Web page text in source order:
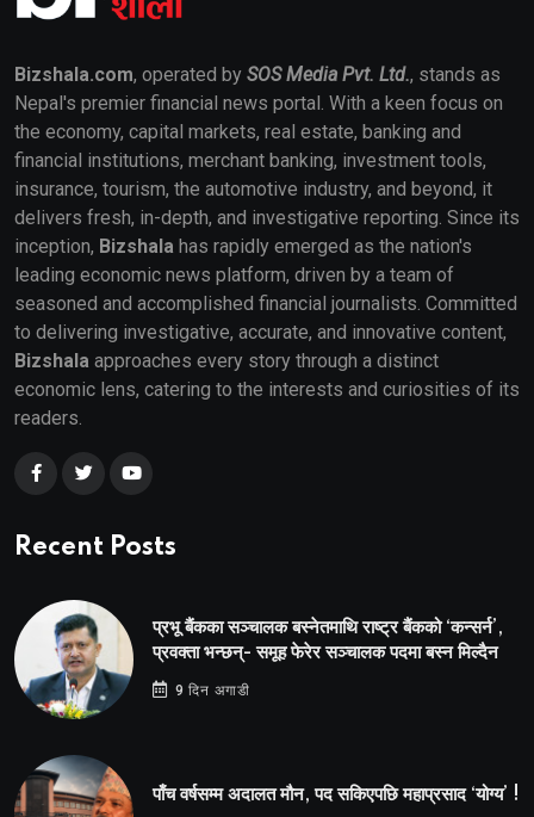
Bizshala.com, operated by SOS Media Pvt. Ltd., stands as
Nepal's premier financial news portal. With a keen focus on
the economy, capital markets, real estate, banking and
financial institutions, merchant banking, investment tools,
insurance, tourism, the automotive industry, and beyond, it
delivers fresh, in-depth, and investigative reporting. Since its
inception, Bizshala has rapidly emerged as the nation's
leading economic news platform, driven by a team of
seasoned and accomplished financial journalists. Committed
to delivering investigative, accurate, and innovative content,
Bizshala approaches every story through a distinct
economic lens, catering to the interests and curiosities of its
readers.
Recent Posts
प्रभू बैंकका सञ्चालक बस्नेतमाथि राष्ट्र बैंकको ‘कन्सर्न’,
प्रवक्ता भन्छन्- समूह फेरेर सञ्चालक पदमा बस्न मिल्दैन
9 दिन अगाडी
पाँच वर्षसम्म अदालत मौन, पद सकिएपछि महाप्रसाद ‘योग्य’ !